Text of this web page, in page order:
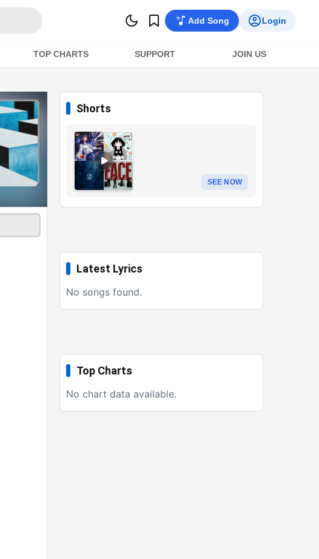
Add Song Login
TOP CHARTS SUPPORT JOIN US
Shorts
SEE NOW
Latest Lyrics
No songs found.
Top Charts
No chart data available.